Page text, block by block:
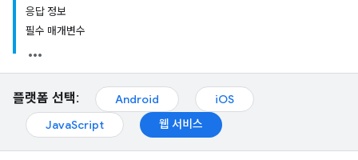
응답 정보
필수 매개변수
플랫폼 선택: Android
iOS
JavaScript
웹 서비스